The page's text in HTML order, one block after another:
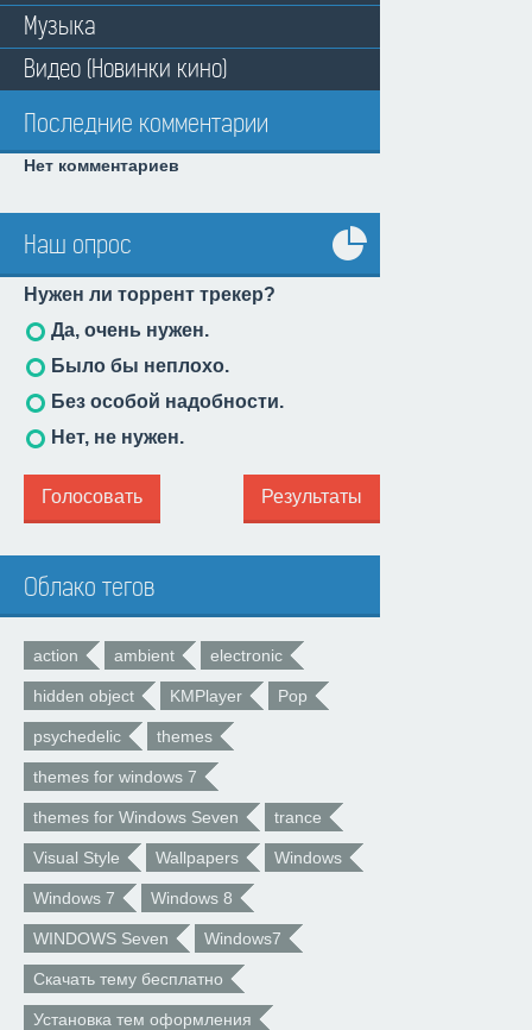
Музыка
Видео (Новинки кино)
Последние комментарии
Нет комментариев
Наш опрос
Все
Нужен ли торрент трекер?
Да, очень нужен.
Было бы неплохо.
Без особой надобности.
Нет, не нужен.
Голосовать Результаты
Облако тегов
action ambient electronic
hidden object KMPlayer Pop
psychedelic themes
themes for windows 7
themes for Windows Seven trance
Visual Style Wallpapers Windows
Windows 7 Windows 8
WINDOWS Seven Windows7
Скачать тему бесплатно
Установка тем оформления